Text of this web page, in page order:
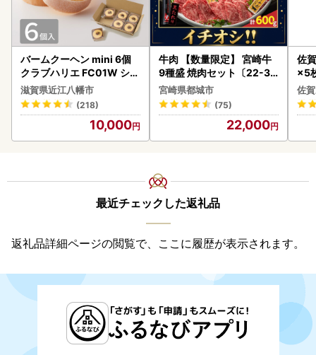
バームクーヘン mini 6個
クラブハリエ FC01W シェ
アボックス バウムクーヘ
ン
滋賀県近江八幡市
(218)
10,000
牛肉 【数量限定】 宮崎牛
9種盛 焼肉セット〔22-31
-006-600g〕都城 イチオ
シ!! 牛肉
宮崎県都城市
(75)
22,000
佐
×5
佐
最近チェックした返礼品
返礼品詳細ページの閲覧で、ここに履歴が表示されます。